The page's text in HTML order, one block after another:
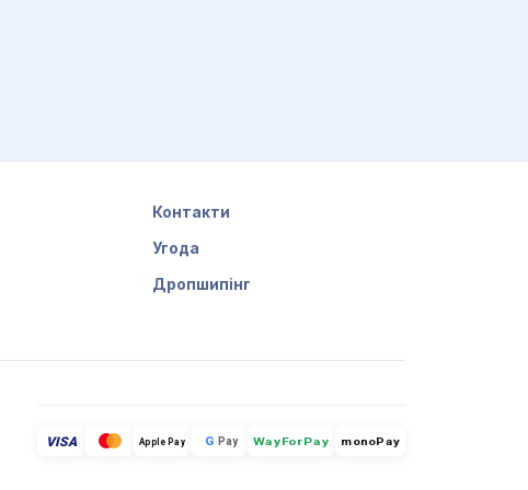
Контакти
Угода
Дропшипінг
VISA Apple Pay G Pay WayForPay monoPay